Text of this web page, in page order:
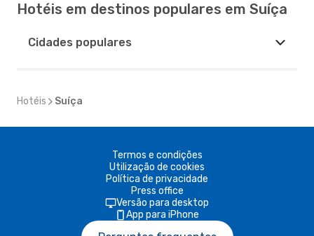
Hotéis em destinos populares em Suíça
Cidades populares
Hotéis Suíça
Termos e condições
Utilização de cookies
Política de privacidade
Press office
Versão para desktop
App para iPhone